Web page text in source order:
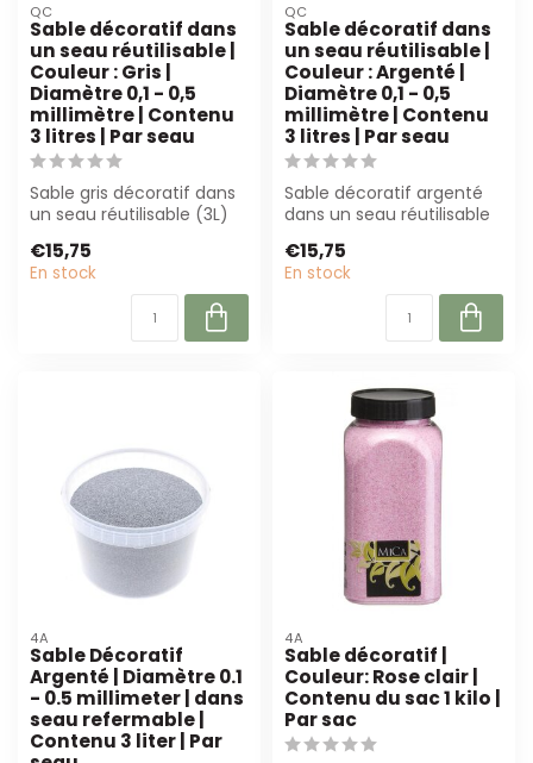
QC
Sable décoratif dans
un seau réutilisable |
Couleur : Gris |
Diamètre 0,1 - 0,5
millimètre | Contenu
3 litres | Par seau
Sable gris décoratif dans
un seau réutilisable (3L)
de 0,...
€15,75
En stock
QC
Sable décoratif dans
un seau réutilisable |
Couleur : Argenté |
Diamètre 0,1 - 0,5
millimètre | Contenu
3 litres | Par seau
Sable décoratif argenté
dans un seau réutilisable
fleuris...
€15,75
En stock
4A
Sable Décoratif
Argenté | Diamètre 0.1
- 0.5 millimeter | dans
seau refermable |
Contenu 3 liter | Par
4A
Sable décoratif |
Couleur: Rose clair |
Contenu du sac 1 kilo |
Par sac